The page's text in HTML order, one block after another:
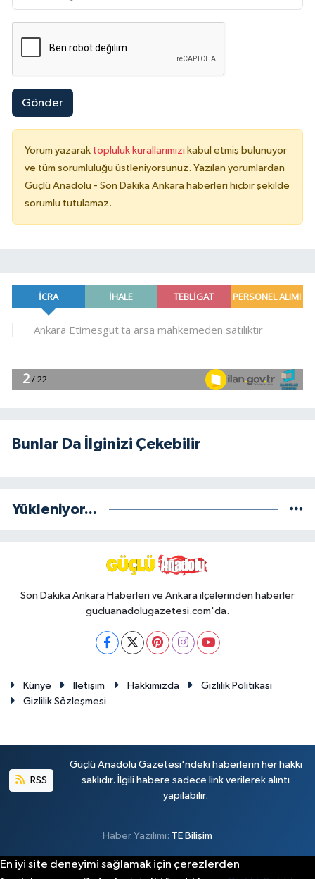
Gönder
Yorum yazarak topluluk kurallarımızı kabul etmiş bulunuyor
ve tüm sorumluluğu üstleniyorsunuz. Yazılan yorumlardan
Güçlü Anadolu - Son Dakika Ankara haberleri hiçbir şekilde
sorumlu tutulamaz.
Bunlar Da İlginizi Çekebilir
Yükleniyor...
Son Dakika Ankara Haberleri ve Ankara ilçelerinden haberler
gucluanadolugazetesi.com'da.
Künye İletişim Hakkımızda
Gizlilik Politikası
Gizlilik Sözleşmesi
RSS
Güçlü Anadolu Gazetesi'ndeki haberlerin her hakkı
saklıdır. İlgili habere sadece link verilerek alıntı
yapılabilir.
Haber Yazılımı: TE Bilişim
En iyi site deneyimi sağlamak için çerezlerden